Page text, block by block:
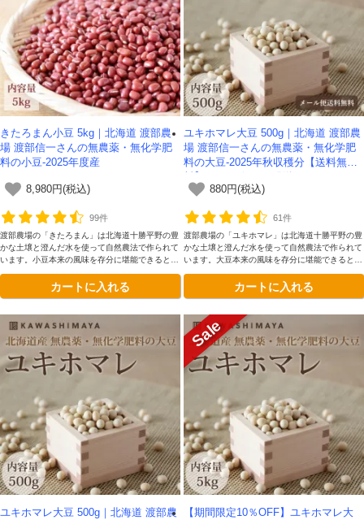
きたろまん小豆 5kg｜北海道 渡部農
場 渡部信一さんの無農薬・無化学肥
料の小豆-2025年度産
8,980円(税込)
99件
渡部農場の「きたろまん」は北海道十勝平野の豊
かな土壌と澄んだ水を使って自然農法で作られて
います。小豆本来の風味を存分に堪能できるとて
カートに入れる
ユキホマレ大豆 500g｜北海道 渡部農
場 渡部信一さんの無農薬・無化学肥
料の大豆-2025年秋収穫分【送料無
880円(税込)
61件
渡部農場の「ユキホマレ」は北海道十勝平野の豊
かな土壌と澄んだ水を使って自然農法で作られて
います。大豆本来の風味を存分に堪能できるとて
カートに入れる
ユキホマレ大豆 500g｜北海道 渡部農
【期間限定10％OFF】ユキホマレ大